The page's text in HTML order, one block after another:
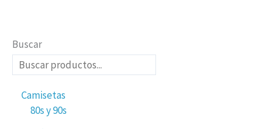
Buscar
Camisetas
80s y 90s